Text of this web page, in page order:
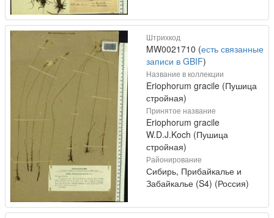
Штрихкод
MW0021710 (есть связанные
записи в GBIF)
Название в коллекции
Eriophorum gracile (Пушица
стройная)
Принятое название
Eriophorum gracile
W.D.J.Koch (Пушица
стройная)
Районирование
Сибирь, Прибайкалье и
Забайкалье (S4) (Россия)